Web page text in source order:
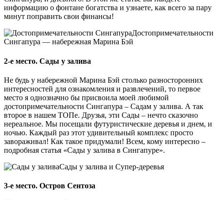
информацию о фонтане богатства и узнаете, как всего за пару
минут поправить свои финансы!
Достопримечательности
Сингапура — набережная Марина Бэй
2-е место. Сады у залива
Не будь у набережной Марина Бэй столько разносторонних
интересностей для ознакомления и развлечений, то первое
место я однозначно бы присвоила моей любимой
достопримечательности Сингапура – Садам у залива. А так
второе в нашем ТОПе. Друзья, эти Сады – нечто сказочно
нереальное. Мы посещали футуристические деревья и днем, и
ночью. Каждый раз этот удивительный комплекс просто
завораживал! Как такое придумали! Всем, кому интересно –
подробная статья «Сады у залива в Сингапуре».
Сады у залива и Супер-деревья
3-е место. Остров Сентоза